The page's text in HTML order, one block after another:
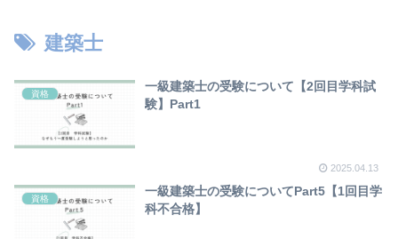
建築士
資格
一級建築士の受験について【2回目学科試
験】Part1
2025.04.13
資格
一級建築士の受験についてPart5【1回目学
科不合格】